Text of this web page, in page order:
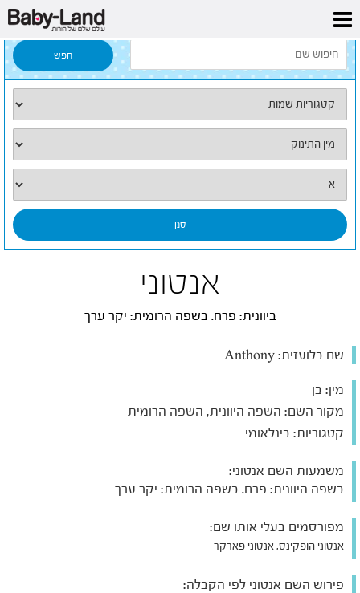
דף הבית
אנטוני
ביוונית: פרח. בשפה הרומית: יקר ערך
שם בלועזית:
מין: בן
מקור השם: השפה היוונית, השפה הרומית
קטגוריות: בינלאומי
משמעות השם אנטוני:
בשפה היוונית: פרח. בשפה הרומית: יקר ערך
מפורסמים בעלי אותו שם:
אנטוני הופקינס, אנטוני פארקר
פירוש השם אנטוני לפי הקבלה: